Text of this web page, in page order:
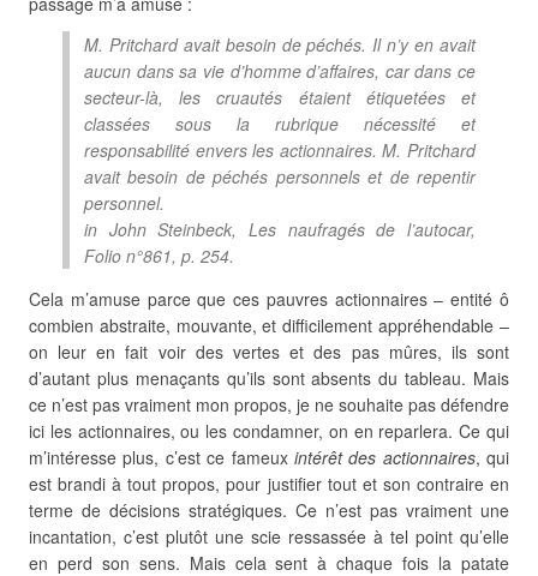
M. Pritchard avait besoin de péchés. Il n’y en avait
aucun dans sa vie d’homme d’affaires, car dans ce
secteur-là, les cruautés étaient étiquetées et
classées sous la rubrique nécessité et
responsabilité envers les actionnaires. M. Pritchard
avait besoin de péchés personnels et de repentir
personnel.
in John Steinbeck, Les naufragés de l’autocar,
Folio n°861, p. 254.
Cela m’amuse parce que ces pauvres actionnaires – entité ô
combien abstraite, mouvante, et difficilement appréhendable –
on leur en fait voir des vertes et des pas mûres, ils sont
d’autant plus menaçants qu’ils sont absents du tableau. Mais
ce n’est pas vraiment mon propos, je ne souhaite pas défendre
ici les actionnaires, ou les condamner, on en reparlera. Ce qui
m’intéresse plus, c’est ce fameux intérêt des actionnaires, qui
est brandi à tout propos, pour justifier tout et son contraire en
terme de décisions stratégiques. Ce n’est pas vraiment une
incantation, c’est plutôt une scie ressassée à tel point qu’elle
en perd son sens. Mais cela sent à chaque fois la patate